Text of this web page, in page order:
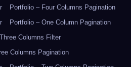
Portfolio – Four Columns Pagination
Portfolio – One Column Pagination
Columns Filter
Columns Pagination